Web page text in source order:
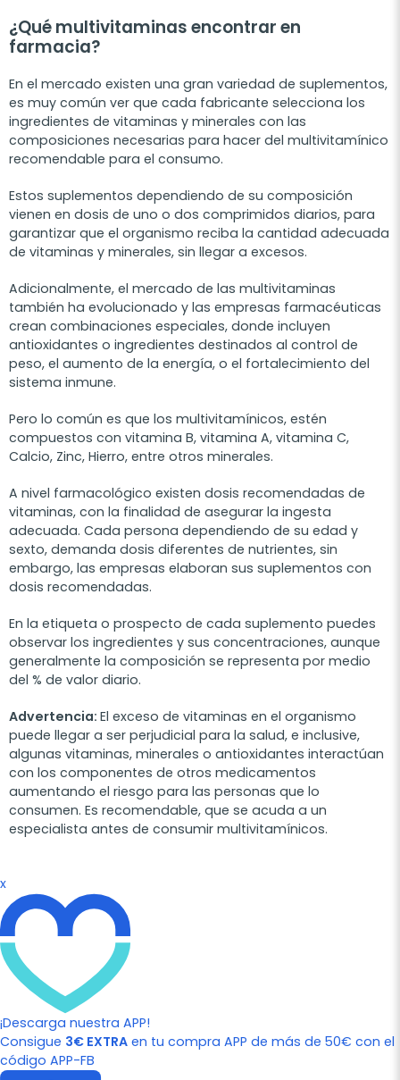
¿Qué multivitaminas encontrar en
farmacia?
En el mercado existen una gran variedad de suplementos,
es muy común ver que cada fabricante selecciona los
ingredientes de vitaminas y minerales con las
composiciones necesarias para hacer del multivitamínico
recomendable para el consumo.
Estos suplementos dependiendo de su composición
vienen en dosis de uno o dos comprimidos diarios, para
garantizar que el organismo reciba la cantidad adecuada
de vitaminas y minerales, sin llegar a excesos.
Adicionalmente, el mercado de las multivitaminas
también ha evolucionado y las empresas farmacéuticas
crean combinaciones especiales, donde incluyen
antioxidantes o ingredientes destinados al control de
peso, el aumento de la energía, o el fortalecimiento del
sistema inmune.
Pero lo común es que los multivitamínicos, estén
compuestos con vitamina B, vitamina A, vitamina C,
Calcio, Zinc, Hierro, entre otros minerales.
A nivel farmacológico existen dosis recomendadas de
vitaminas, con la finalidad de asegurar la ingesta
adecuada. Cada persona dependiendo de su edad y
sexto, demanda dosis diferentes de nutrientes, sin
embargo, las empresas elaboran sus suplementos con
dosis recomendadas.
En la etiqueta o prospecto de cada suplemento puedes
observar los ingredientes y sus concentraciones, aunque
generalmente la composición se representa por medio
del % de valor diario.
Advertencia: El exceso de vitaminas en el organismo
puede llegar a ser perjudicial para la salud, e inclusive,
algunas vitaminas, minerales o antioxidantes interactúan
con los componentes de otros medicamentos
aumentando el riesgo para las personas que lo
consumen. Es recomendable, que se acuda a un
especialista antes de consumir multivitamínicos.
x
¡Descarga nuestra APP!
Consigue 3€ EXTRA en tu compra APP de más de 50€ con el
código APP-FB